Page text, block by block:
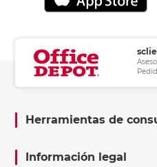
Herramientas de
Información legal